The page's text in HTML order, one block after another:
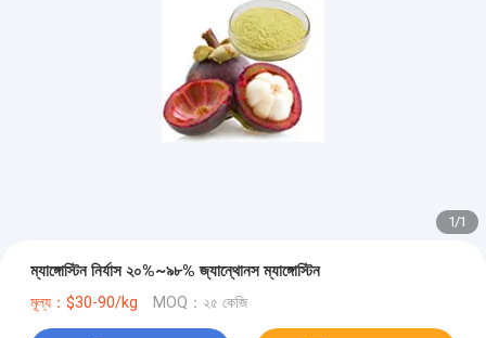
1/1
ম্যাঙ্গোস্টিন নির্যাস ২০%~৯৮% জ্যান্থোনস ম্যাঙ্গোস্টিন
মূল্য：$30-90/kg MOQ：২৫ কেজি